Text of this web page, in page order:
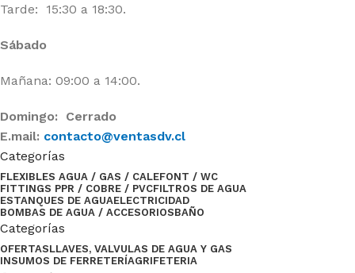
Tarde: 15:30 a 18:30.
Sábado
Mañana: 09:00 a 14:00.
Domingo: Cerrado
E.mail: contacto@ventasdv.cl
Categorías
FLEXIBLES AGUA / GAS / CALEFONT / WC
FITTINGS PPR / COBRE / PVCFILTROS DE AGUA
ESTANQUES DE AGUAELECTRICIDAD
BOMBAS DE AGUA / ACCESORIOSBAÑO
Categorías
OFERTASLLAVES, VALVULAS DE AGUA Y GAS
INSUMOS DE FERRETERÍAGRIFETERIA